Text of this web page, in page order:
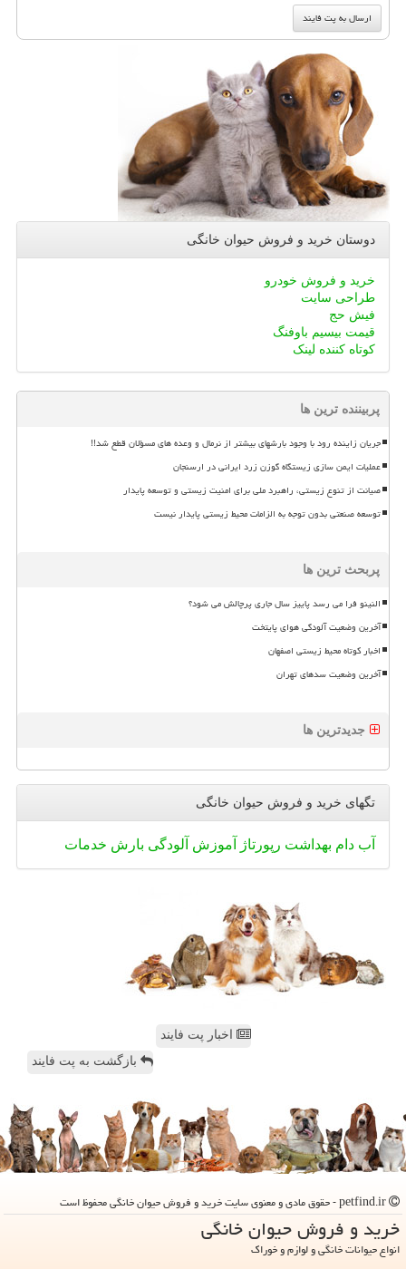
دوستان خرید و فروش حیوان خانگی
خرید و فروش خودرو
طراحی سایت
فیش حج
قیمت بیسیم باوفنگ
کوتاه کننده لینک
پربیننده ترین ها
جریان زاینده رود با وجود بارشهای بیشتر از نرمال و وعده های مسؤلان قطع شد!!
عملیات ایمن سازی زیستگاه گوزن زرد ایرانی در ارسنجان
صیانت از تنوع زیستی، راهبرد ملی برای امنیت زیستی و توسعه پایدار
توسعه صنعتی بدون توجه به الزامات محیط زیستی پایدار نیست
پربحث ترین ها
النینو فرا می رسد پاییز سال جاری پرچالش می شود؟
آخرین وضعیت آلودگی هوای پایتخت
اخبار کوتاه محیط زیستی اصفهان
آخرین وضعیت سدهای تهران
جدیدترین ها
تگهای خرید و فروش حیوان خانگی
آب دام بهداشت رپورتاژ آموزش آلودگی بارش خدمات
اخبار پت فایند
بازگشت به پت فایند
خرید و فروش حیوان خانگی
انواع حیوانات خانگی و لوازم و خوراک